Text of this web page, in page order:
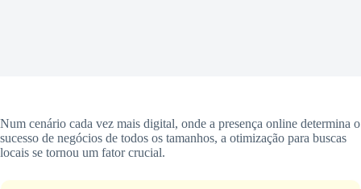
Num cenário cada vez mais digital, onde a presença online determina o
sucesso de negócios de todos os tamanhos, a otimização para buscas
locais se tornou um fator crucial.